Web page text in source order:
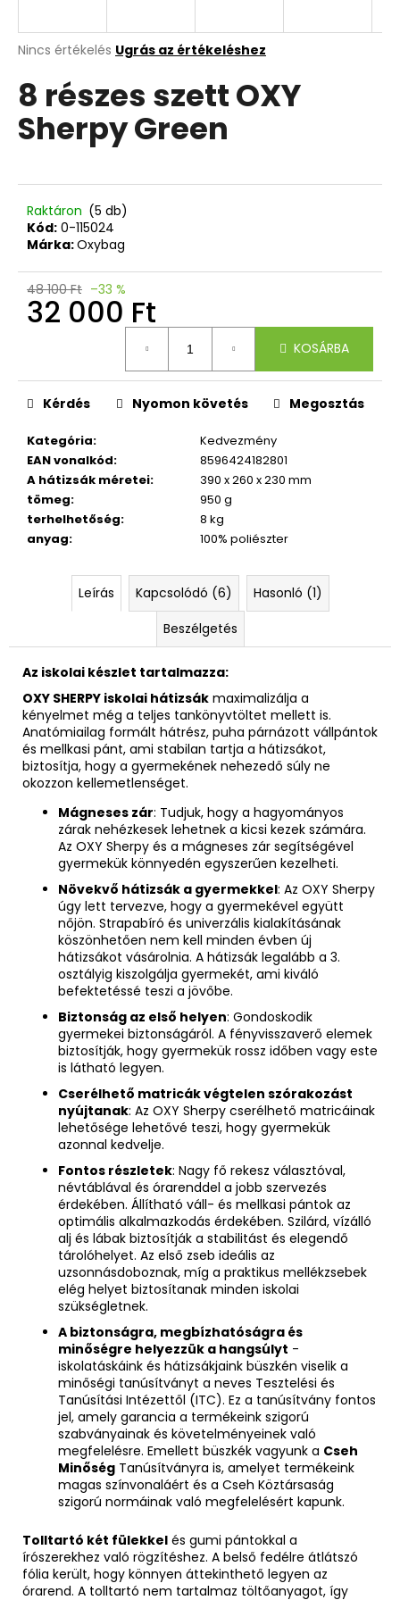
A
átlagos
értékelése
5-
ből
Nincs értékelés Ugrás az értékeléshez
8 részes szett OXY
Sherpy Green
Raktáron (5 db)
Kód: 0-115024
Márka:Oxybag
48 100 Ft –33 %
32 000 Ft
KOSÁRBA
Kategória:
Kedvezmény
EAN vonalkód:
8596424182801
A hátizsák méretei:
390 x 260 x 230 mm
tömeg:
950 g
terhelhetőség:
8 kg
anyag: 100% poliészter
Kérdés Nyomon követés Megosztás
Leírás Kapcsolódó (6)
Hasonló (1)
Beszélgetés
Az iskolai készlet tartalmazza:
OXY SHERPY iskolai hátizsák maximalizálja a
kényelmet még a teljes tankönyvtöltet mellett is.
Anatómiailag formált hátrész, puha párnázott vállpántok
és mellkasi pánt, ami stabilan tartja a hátizsákot,
biztosítja, hogy a gyermekének nehezedő súly ne
okozzon kellemetlenséget.
Mágneses zár: Tudjuk, hogy a hagyományos
zárak nehézkesek lehetnek a kicsi kezek számára.
Az OXY Sherpy és a mágneses zár segítségével
gyermekük könnyedén egyszerűen kezelheti.
Növekvő hátizsák a gyermekkel: Az OXY Sherpy
úgy lett tervezve, hogy a gyermekével együtt
nőjön. Strapabíró és univerzális kialakításának
köszönhetően nem kell minden évben új
hátizsákot vásárolnia. A hátizsák legalább a 3.
osztályig kiszolgálja gyermekét, ami kiváló
befektetéssé teszi a jövőbe.
Biztonság az első helyen: Gondoskodik
gyermekei biztonságáról. A fényvisszaverő elemek
biztosítják, hogy gyermekük rossz időben vagy este
is látható legyen.
Cserélhető matricák végtelen szórakozást
nyújtanak: Az OXY Sherpy cserélhető matricáinak
lehetősége lehetővé teszi, hogy gyermekük
azonnal kedvelje.
Fontos részletek: Nagy fő rekesz választóval,
névtáblával és órarenddel a jobb szervezés
érdekében. Állítható váll- és mellkasi pántok az
optimális alkalmazkodás érdekében. Szilárd, vízálló
alj és lábak biztosítják a stabilitást és elegendő
tárolóhelyet. Az első zseb ideális az
uzsonnásdoboznak, míg a praktikus mellékzsebek
elég helyet biztosítanak minden iskolai
szükségletnek.
A biztonságra, megbízhatóságra és
minőségre helyezzük a hangsúlyt -
iskolatáskáink és hátizsákjaink büszkén viselik a
minőségi tanúsítványt a neves Tesztelési és
Tanúsítási Intézettől (ITC). Ez a tanúsítvány fontos
jel, amely garancia a termékeink szigorú
szabványainak és követelményeinek való
megfelelésre. Emellett büszkék vagyunk a Cseh
Minőség Tanúsítványra is, amelyet termékeink
magas színvonaláért és a Cseh Köztársaság
szigorú normáinak való megfelelésért kapunk.
Tolltartó két fülekkel és gumi pántokkal a
írószerekhez való rögzítéshez. A belső fedélre átlátszó
fólia került, hogy könnyen áttekinthető legyen az
órarend. A tolltartó nem tartalmaz töltőanyagot, így
A
á
n
l
k
DIÁK
OXY
ZERO
GREY
14